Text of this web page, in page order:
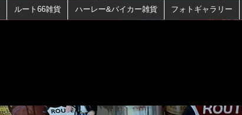
ルート66雑貨 ハーレー&バイカー雑貨 フォトギャラリー